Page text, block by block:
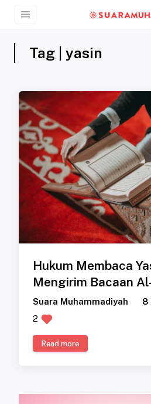
Tag | yasin
Hukum Membaca
Mengirim Bacaan
Suara Muhammadiyah
8
2
Read more